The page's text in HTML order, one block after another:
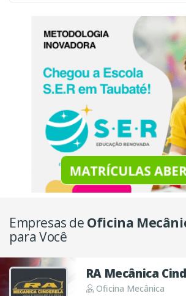
Empresas de Oficina
para Você
RA Mecânica
Oficina Mecânica